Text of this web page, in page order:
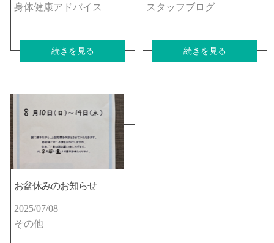
身体健康アドバイス
続きを見る
スタッフブログ
続きを見る
お盆休みのお知らせ
2025/07/08
その他